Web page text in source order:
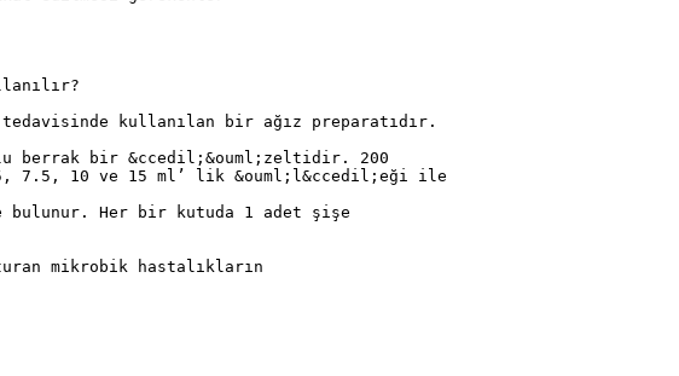
tedavisinde kullanılan bir ağız preparatıdır.
berrak bir &ccedil;&ouml;zeltidir. 200
7.5, 10 ve 15 ml’ lik &ouml;l&ccedil;eği ile
Her bir kutuda 1 adet şişe
mikrobik hastalıkların